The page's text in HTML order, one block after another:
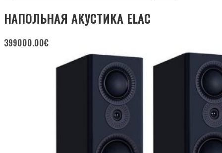
НАПОЛЬНАЯ АКУСТИКА ELAC
399000.00€